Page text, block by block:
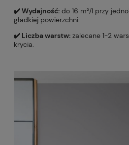
✔️ Wydajność: do 16 m²/l przy
gładkiej powierzchni.
✔️ Liczba warstw: zalecane 1-2
krycia.